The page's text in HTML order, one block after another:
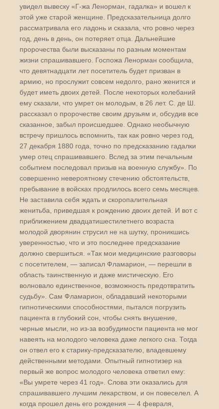
увидел вывеску «Г-жа Ленорман, гадалка» и вошел к
этой уже старой женщине. Предсказательница долго
рассматривала его ладонь и сказала, что ровно через
год, день в день, он потеряет отца. Дальнейшие
пророчества были высказаны по разным моментам
жизни спрашивавшего. Госпожа Ленорман сообщила,
что девятнадцати лет посетитель будет призван в
армию, но прослужит совсем недолго, рано женится и
будет иметь двоих детей. После некоторых колебаний
ему сказали, что умрет он молодым, в 26 лет. С. де Ш.
рассказал о пророчестве своим друзьям и, обсудив все
сказанное, забыл происшедшее. Однако необычную
встречу пришлось вспомнить, так как ровно через год,
27 декабря 1880 года, точно по предсказанию гадалки
умер отец спрашивавшего. Вслед за этим печальным
событием последовал призыв на военную службу». По
совершенно невероятному стечению обстоятельств,
пребывание в войсках продлилось всего семь месяцев.
Не заставила себя ждать и скоропалительная
женитьба, приведшая к рождению двоих детей. И вот с
приближением двадцатишестилетнего возраста
молодой дворянин струсил не на шутку, проникшись
уверенностью, что и это последнее предсказание
должно свершиться. «Так мои медицинские разговоры
с посетителем, — записал Фламарион, — перешли в
область таинственную и даже мистическую. Его
волновало единственное, возможность предотвратить
судьбу». Сам Фламарион, обладавший некоторыми
гипнотическими способностями, пытался погрузить
пациента в глубокий сон, чтобы снять внушение,
черные мысли, но из-за возбудимости пациента не мог
навеять на молодого человека даже легкого сна. Тогда
он отвел его к старику-предсказателю, владевшему
действенными методами. Опытный гипнотизер на
первый же вопрос молодого человека ответил ему:
«Вы умрете через 41 год». Слова эти оказались для
спрашивавшего лучшим лекарством, и он повеселел. А
когда прошел день его рождения — 4 февраля,